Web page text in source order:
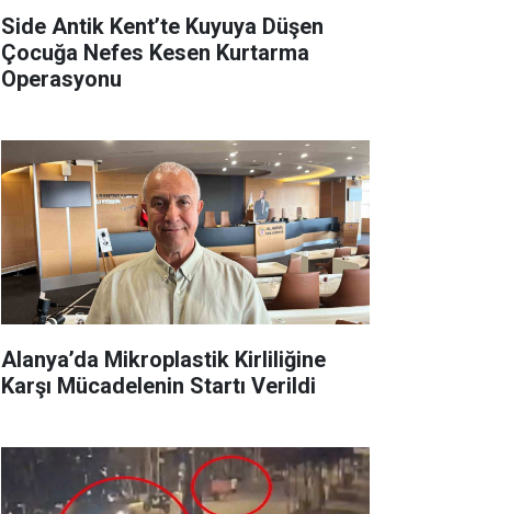
Side Antik Kent’te Kuyuya Düşen
Çocuğa Nefes Kesen Kurtarma
Operasyonu
Alanya’da Mikroplastik Kirliliğine
Karşı Mücadelenin Startı Verildi